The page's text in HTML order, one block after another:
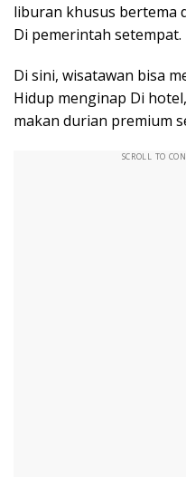
liburan khusus bertema
Di pemerintah setempat.
Di sini, wisatawan bisa
Hidup menginap Di
makan durian premium
SCROLL TO